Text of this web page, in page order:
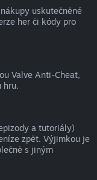
nákupy uskutečněné
her či kódy pro
Valve Anti-Cheat,
hru.
a tutoriály)
zpět. Výjimkou je
s jiným